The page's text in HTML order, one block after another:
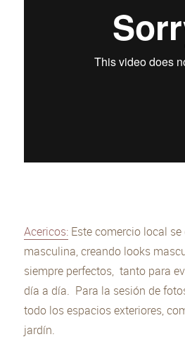
Acericos: Este comercio local
masculina, creando looks
siempre perfectos, tanto para
día a día. Para la sesión de
todo los espacios exteriores,
jardín.